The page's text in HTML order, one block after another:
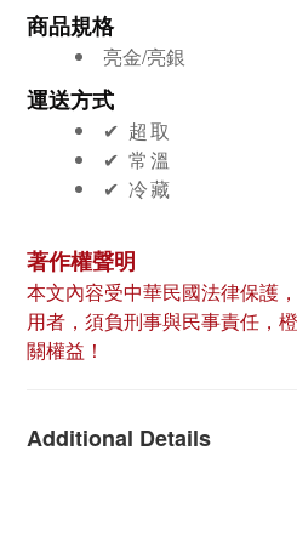
商品規格
亮金/亮銀
運送方式
✔︎ 超取
✔︎ 常溫
✔︎ 冷藏
著作權聲明
本文內容受中華民國法律保護
用者，須負刑事與民事責任，
關權益！
Additional Details